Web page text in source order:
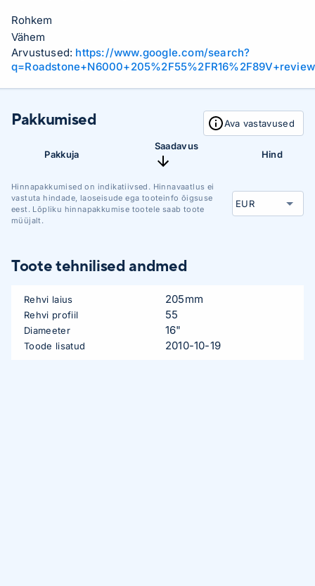
Rohkem
Vähem
Arvustused: https://www.google.com/search?
q=Roadstone+N6000+205%2F55%2FR16%2F89V+review
Pakkumised Ava vastavused
Pakkuja
Saadavus
Hind
Hinnapakkumised on indikatiivsed. Hinnavaatlus ei
vastuta hindade, laoseisude ega tooteinfo õigsuse
eest. Lõpliku hinnapakkumise tootele saab toote
müüjalt.
Toote tehnilised andmed
Rehvi laius 205mm
Rehvi profiil 55
Diameeter 16"
Toode lisatud 2010-10-19